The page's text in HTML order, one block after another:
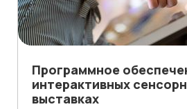
Программное
интерактивных
выставках